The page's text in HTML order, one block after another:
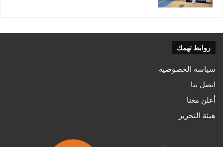
روابط تهمك
سياسة الخصوصية
اتصل بنا
أعلن معنا
هيئة التحرير